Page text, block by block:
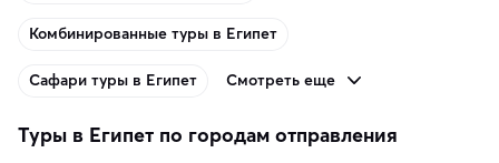
Комбинированные туры в Египет
Сафари туры в Египет Смотреть еще
Туры в Египет по городам отправления